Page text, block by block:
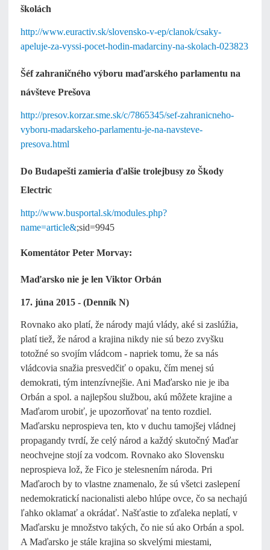
školách
http://www.euractiv.sk/slovensko-v-ep/clanok/csaky-
apeluje-za-vyssi-pocet-hodin-madarciny-na-skolach-023823
Šéf zahraničného výboru maďarského parlamentu na
návšteve Prešova
http://presov.korzar.sme.sk/c/7865345/sef-zahranicneho-
vyboru-madarskeho-parlamentu-je-na-navsteve-
presova.html
Do Budapešti zamieria ďalšie trolejbusy zo Škody
Electric
http://www.busportal.sk/modules.php?
name=article&;sid=9945
Komentátor Peter Morvay:
Maďarsko nie je len Viktor Orbán
17. júna 2015 - (Denník N)
Rovnako ako platí, že národy majú vlády, aké si zaslúžia,
platí tiež, že národ a krajina nikdy nie sú bezo zvyšku
totožné so svojím vládcom - napriek tomu, že sa nás
vládcovia snažia presvedčiť o opaku, čím menej sú
demokrati, tým intenzívnejšie. Ani Maďarsko nie je iba
Orbán a spol. a najlepšou službou, akú môžete krajine a
Maďarom urobiť, je upozorňovať na tento rozdiel.
Maďarsku neprospieva ten, kto v duchu tamojšej vládnej
propagandy tvrdí, že celý národ a každý skutočný Maďar
neochvejne stojí za vodcom. Rovnako ako Slovensku
neprospieva lož, že Fico je stelesnením národa. Pri
Maďaroch by to vlastne znamenalo, že sú všetci zaslepení
nedemokratickí nacionalisti alebo hlúpe ovce, čo sa nechajú
ľahko oklamať a okrádať. Našťastie to zďaleka neplatí, v
Maďarsku je množstvo takých, čo nie sú ako Orbán a spol.
A Maďarsko je stále krajina so skvelými miestami,